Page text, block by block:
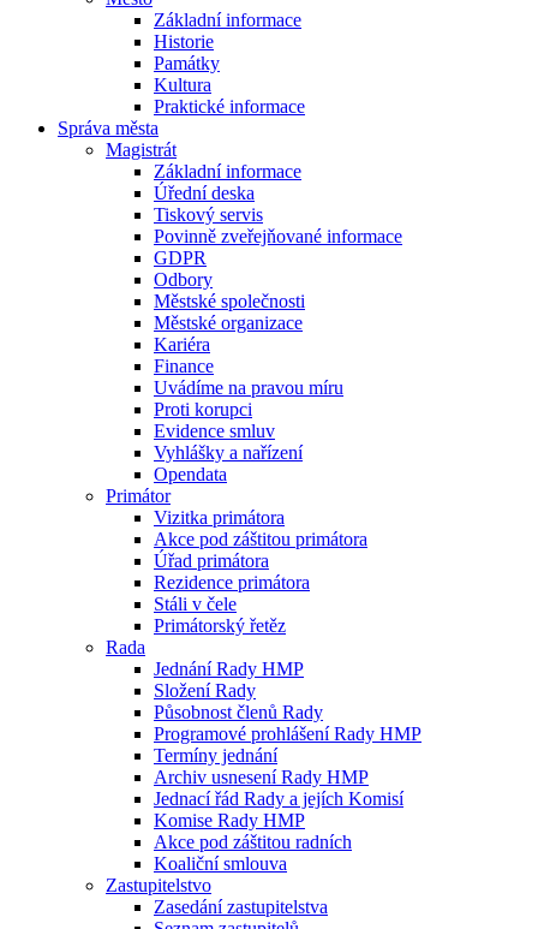
Základní informace
Historie
Památky
Kultura
Praktické informace
Správa města
Magistrát
Základní informace
Úřední deska
Tiskový servis
Povinně zveřejňované informace
GDPR
Odbory
Městské společnosti
Městské organizace
Kariéra
Finance
Uvádíme na pravou míru
Proti korupci
Evidence smluv
Vyhlášky a nařízení
Opendata
Primátor
Vizitka primátora
Akce pod záštitou primátora
Úřad primátora
Rezidence primátora
Stáli v čele
Primátorský řetěz
Rada
Jednání Rady HMP
Složení Rady
Působnost členů Rady
Programové prohlášení Rady HMP
Termíny jednání
Archiv usnesení Rady HMP
Jednací řád Rady a jejích Komisí
Komise Rady HMP
Akce pod záštitou radních
Koaliční smlouva
Zastupitelstvo
Zasedání zastupitelstva